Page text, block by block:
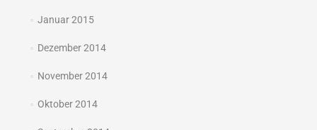
Januar 2015
Dezember 2014
November 2014
Oktober 2014